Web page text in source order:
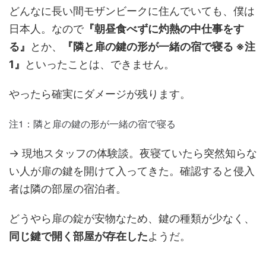
どんなに長い間モザンビークに住んでいても、僕は
日本人。なので『朝昼食べずに灼熱の中仕事をす
る』
とか、
『隣と扉の鍵の形が一緒の宿で寝る ※注
1』
といったことは、できません。
やったら確実にダメージが残ります。
注1：隣と扉の鍵の形が一緒の宿で寝る
→ 現地スタッフの体験談。夜寝ていたら突然知らな
い人が扉の鍵を開けて入ってきた。確認すると侵入
者は隣の部屋の宿泊者。
どうやら扉の錠が安物なため、鍵の種類が少なく、
同じ鍵で開く部屋が存在したようだ。